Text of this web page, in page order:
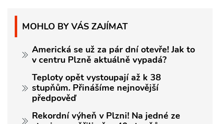
MOHLO BY VÁS ZAJÍMAT
Americká se už za pár dní otevře! Jak to
v centru Plzně aktuálně vypadá?
Teploty opět vystoupají až k 38
stupňům. Přinášíme nejnovější
předpověď
Rekordní výheň v Plzni! Na jedné ze